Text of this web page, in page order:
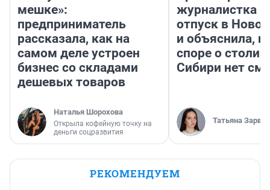
мешке»:
предприниматель
рассказала, как на
самом деле устроен
бизнес со складами
дешевых товаров
Наталья Шорохова
Открыла кофейную точку на
деньги соцразвития
журналистка
отпуск в
и объяснила,
споре о
Сибири нет
Татьяна Зарва
РЕКОМЕНДУЕМ